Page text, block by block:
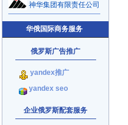
神华集团有限责任公司
华俄国际商务服务
俄罗斯广告推广
yandex推广
yandex seo
企业俄罗斯配套服务